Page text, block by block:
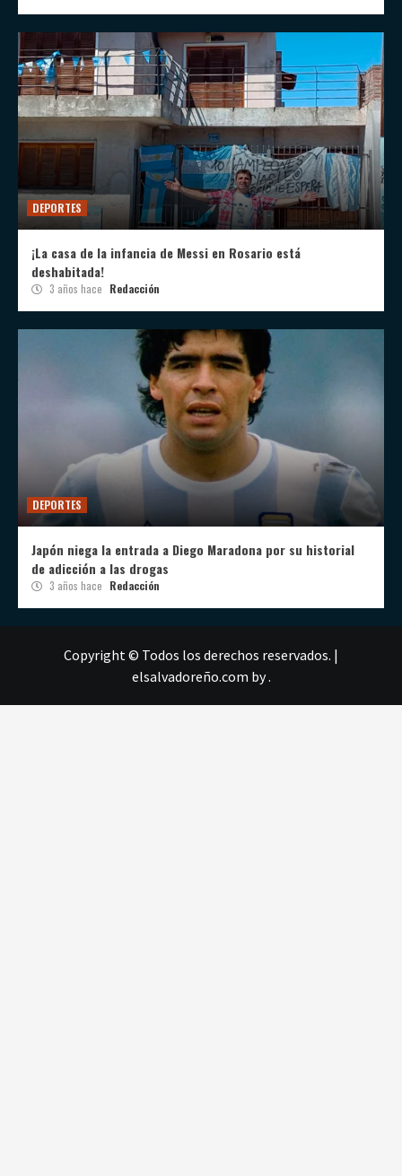
DEPORTES
¡La casa de la infancia de Messi en Rosario está
deshabitada!
3 años hace Redacción
DEPORTES
Japón niega la entrada a Diego Maradona por su historial
de adicción a las drogas
3 años hace Redacción
Copyright © Todos los derechos reservados. |
elsalvadoreño.com by .